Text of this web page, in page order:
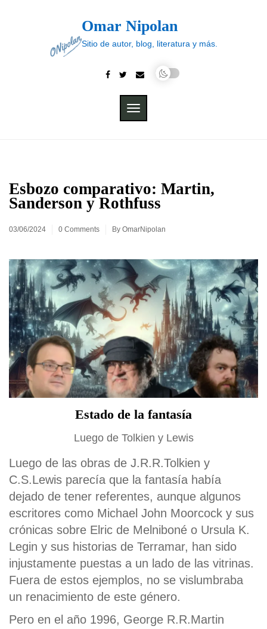
Omar Nipolan
Sitio de autor, blog, literatura y más.
TOGGLE
NAVIGATION
Esbozo comparativo: Martin,
Sanderson y Rothfuss
03/06/2024 0 Comments By OmarNipolan
Estado de la fantasía
Luego de Tolkien y Lewis
Luego de las obras de J.R.R.Tolkien y
C.S.Lewis parecía que la fantasía había
dejado de tener referentes, aunque algunos
escritores como Michael John Moorcock y sus
crónicas sobre Elric de Melniboné o Ursula K.
Legin y sus historias de Terramar, han sido
injustamente puestas a un lado de las vitrinas.
Fuera de estos ejemplos, no se vislumbraba
un renacimiento de este género.
Pero en el año 1996, George R.R.Martin